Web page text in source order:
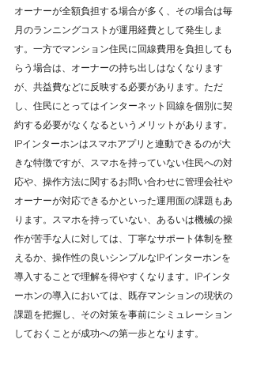
オーナーが全額負担する場合が多く、その場合は毎
月のランニングコストが運用経費として発生しま
す。一方でマンション住民に回線費用を負担しても
らう場合は、オーナーの持ち出しはなくなります
が、共益費などに反映する必要があります。ただ
し、住民にとってはインターネット回線を個別に契
約する必要がなくなるというメリットがあります。
IPインターホンはスマホアプリと連動できるのが大
きな特徴ですが、スマホを持っていない住民への対
応や、操作方法に関するお問い合わせに管理会社や
オーナーが対応できるかといった運用面の課題もあ
ります。スマホを持っていない、あるいは機械の操
作が苦手な人に対しては、丁寧なサポート体制を整
えるか、操作性の良いシンプルなIPインターホンを
導入することで理解を得やすくなります。IPインタ
ーホンの導入においては、既存マンションの現状の
課題を把握し、その対策を事前にシミュレーション
しておくことが成功への第一歩となります。